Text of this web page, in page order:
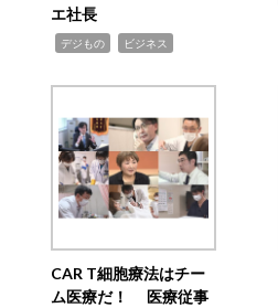
エ社長
デジもの ビジネス
CAR T細胞療法はチー
ム医療だ！ 医療従事